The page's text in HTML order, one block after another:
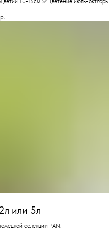
р.
или 5л
селекции PAN.